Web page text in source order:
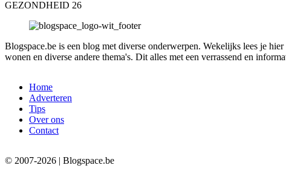
GEZONDHEID 26
Blogspace.be is een blog met diverse onderwerpen. Wekelijks lees je
wonen en diverse andere thema's. Dit alles met een verrassend en
Home
Adverteren
Tips
Over ons
Contact
© 2007-2026 | Blogspace.be